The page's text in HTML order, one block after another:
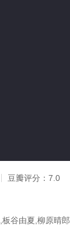
豆瓣评分： 7.0
谷由夏,柳原晴郎